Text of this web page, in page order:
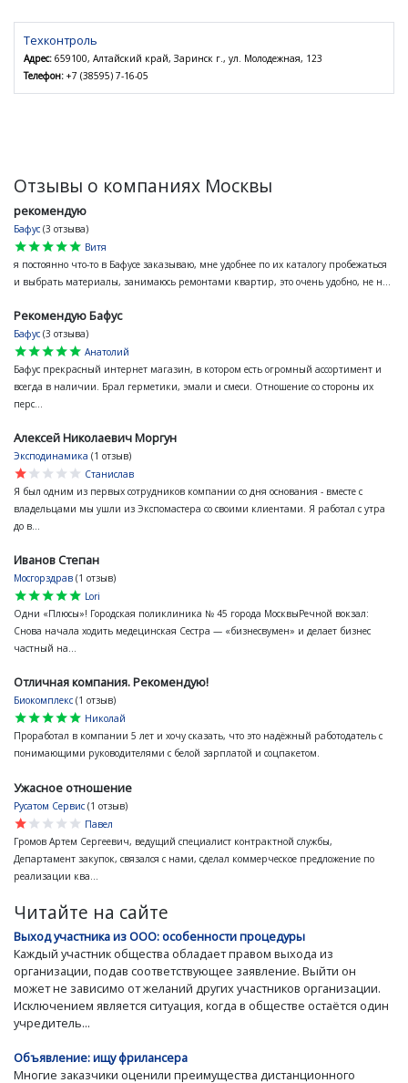
Техконтроль
Адрес: 659100, Алтайский край, Заринск г., ул. Молодежная, 123
Телефон: +7 (38595) 7-16-05
Отзывы о компаниях Москвы
рекомендую
Бафус (3 отзыва)
star
star
star
star
star
Витя
я постоянно что-то в Бафусе заказываю, мне удобнее по их каталогу пробежаться
и выбрать материалы, занимаюсь ремонтами квартир, это очень удобно, не н...
Рекомендую Бафус
Бафус (3 отзыва)
star
star
star
star
star
Анатолий
Бафус прекрасный интернет магазин, в котором есть огромный ассортимент и
всегда в наличии. Брал герметики, эмали и смеси. Отношение со стороны их
перс...
Алексей Николаевич Моргун
Эксподинамика (1 отзыв)
star
star
star
star
star
Станислав
Я был одним из первых сотрудников компании со дня основания - вместе с
владельцами мы ушли из Экспомастера со своими клиентами. Я работал с утра
до в...
Иванов Степан
Мосгорздрав (1 отзыв)
star
star
star
star
star
Lori
Одни «Плюсы»! Городская поликлиника № 45 города МосквыРечной вокзал:
Снова начала ходить медецинская Сестра — «бизнесвумен» и делает бизнес
частный на...
Отличная компания. Рекомендую!
Биокомплекс (1 отзыв)
star
star
star
star
star
Николай
Проработал в компании 5 лет и хочу сказать, что это надёжный работодатель с
понимающими руководителями с белой зарплатой и соцпакетом.
Ужасное отношение
Русатом Сервис (1 отзыв)
star
star
star
star
star
Павел
Громов Артем Сергеевич, ведущий специалист контрактной службы,
Департамент закупок, связался с нами, сделал коммерческое предложение по
реализации ква...
Читайте на сайте
Выход участника из ООО: особенности процедуры
Каждый участник общества обладает правом выхода из
организации, подав соответствующее заявление. Выйти он
может не зависимо от желаний других участников организации.
Исключением является ситуация, когда в обществе остаётся один
учредитель...
Объявление: ищу фрилансера
Многие заказчики оценили преимущества дистанционного